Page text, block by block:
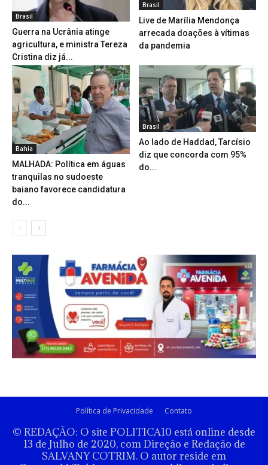
Brasil
Guerra na Ucrânia atinge
agricultura, e ministra Tereza
Cristina diz já...
Brasil
Live de Marília Mendonça
arrecada doações à vítimas
da pandemia
Bahia
MALHADA: Política em águas
tranquilas no sudoeste
baiano favorece candidatura
do...
Brasil
Ao lado de Haddad, Tarcísio
diz que concorda com 95%
do...
Política de Privacidade Contato
© REDAÇÃO: O site POLITICA10 está online desde
13 de Julho de 2020, com Direção e Redação de
SALVANY COTRIM. O autor reside em